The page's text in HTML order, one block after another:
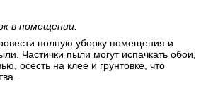
в помещении.
полную уборку помещения и
Частички пыли могут испачкать обои,
осесть на клее и грунтовке, что